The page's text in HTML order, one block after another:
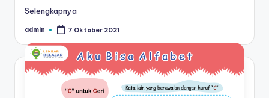
Selengkapnya
Posted
admin 7 Oktober 2021